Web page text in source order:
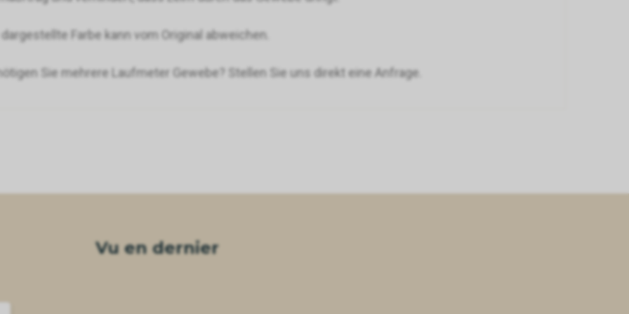
dargestellte Farbe kann vom Original abweichen.
Sie mehrere Laufmeter Gewebe? Stellen Sie uns direkt eine Anfrage.
Vu en dernier